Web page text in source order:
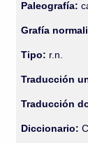
Paleografía:
Grafía
Tipo: r.n.
Traducción
Traducción
Diccionario: